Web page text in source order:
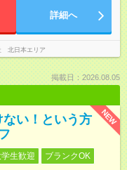
詳細へ
北日本エリア
掲載日：2026.08.05
NEW
ない！という方
学生歓迎
ブランクOK